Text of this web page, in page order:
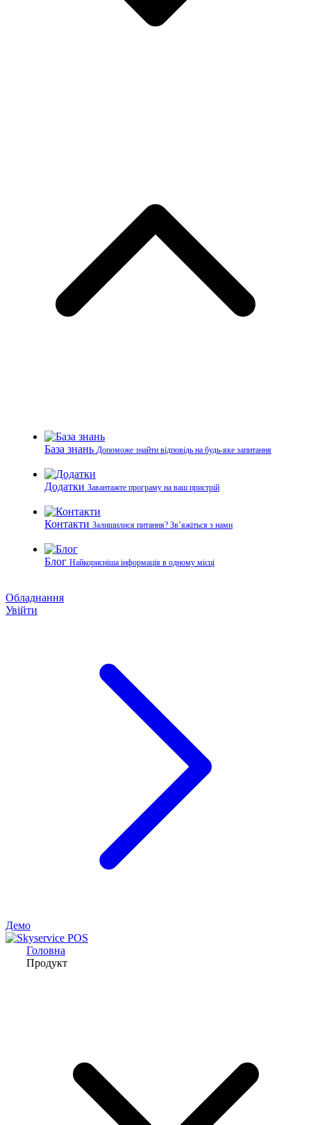
База знань Допоможе знайти відповідь на будь-яке запитання
Додатки Завантажте програму на ваш пристрій
Контакти Залишилися питання? Зв’яжіться з нами
Блог Найкорисніша інформація в одному місці
Обладнання
Увійти
Демо
Головна
Продукт